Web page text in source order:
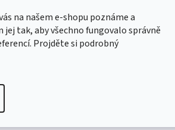
na našem e-shopu poznáme a
jej tak, aby všechno fungovalo správně
Projděte si podrobný